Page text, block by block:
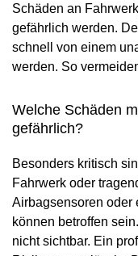
Schäden an
gefährlich werden.
schnell von einem
werden. So
Welche Schäden
gefährlich?
Besonders kritisch
Fahrwerk oder
Airbagsensoren oder
können betroffen
nicht sichtbar. Ein